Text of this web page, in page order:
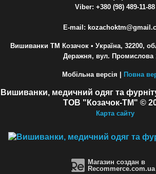
Viber: +380 (98) 489-11-88
E-mail:
Вишиванки ТМ Козачок • Україна, 32200,
Деражня, вул. Промислова
Мобільна версія | Повна
Вишиванки, медичний одяг та
ТОВ "Козачок-ТМ" ©
Карта сайту
Магазин создан в
Recommerce.com.ua